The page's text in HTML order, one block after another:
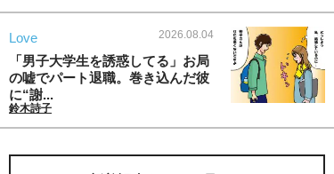
Love 2026.08.04
「男子大学生を誘惑してる」お局
の嘘でパート退職。巻き込んだ彼
に“謝...
鈴木詩子